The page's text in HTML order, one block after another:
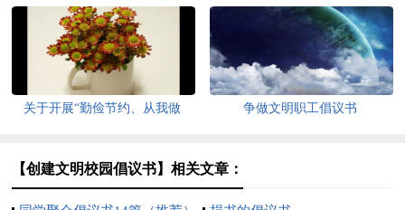
关于开展“勤俭节约、从我做
争做文明职工倡议书
【创建文明校园倡议书】相关文章：